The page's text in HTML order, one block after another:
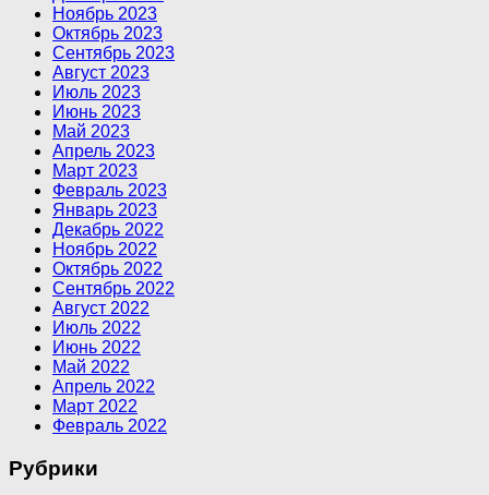
Ноябрь 2023
Октябрь 2023
Сентябрь 2023
Август 2023
Июль 2023
Июнь 2023
Май 2023
Апрель 2023
Март 2023
Февраль 2023
Январь 2023
Декабрь 2022
Ноябрь 2022
Октябрь 2022
Сентябрь 2022
Август 2022
Июль 2022
Июнь 2022
Май 2022
Апрель 2022
Март 2022
Февраль 2022
Рубрики